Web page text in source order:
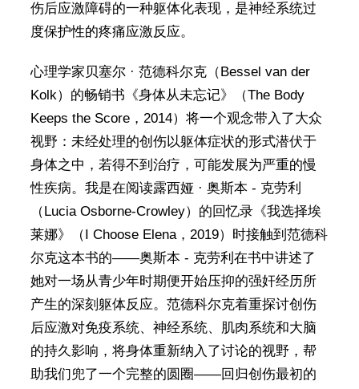
伤后应激障碍的一种躯体化表现，是神经系统过
度保护性的疼痛应激反应。
心理学家贝塞尔 · 范德科尔克（Bessel van der
Kolk）的畅销书《身体从未忘记》（The Body
Keeps the Score，2014）将一个观念带入了大众
视野：未经处理的创伤以躯体症状的形式潜伏于
身体之中，若得不到治疗，可能发展为严重的慢
性疾病。我是在阅读露西娅 · 奥斯本 - 克劳利
（Lucia Osborne-Crowley）的回忆录《我选择埃
莱娜》（I Choose Elena，2019）时接触到范德科
尔克这本书的——奥斯本 - 克劳利在书中讲述了
她对一场从青少年时期便开始压抑的强奸经历所
产生的深刻躯体反应。范德科尔克着重探讨创伤
后应激对免疫系统、神经系统、肌肉系统和大脑
的持久影响，将身体重新纳入了讨论的视野，帮
助我们兜了一个完整的圆圈——回归创伤最初的